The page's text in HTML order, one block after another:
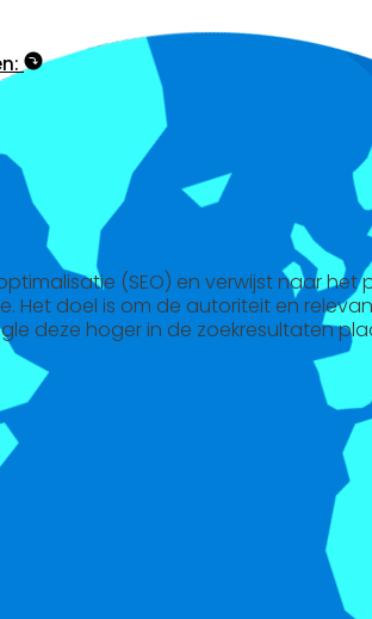
(SEO) en verwijst naar het
Het doel is om de autoriteit en
deze hoger in de zoekresultaten